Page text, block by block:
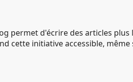
permet d'écrire des articles plus
cette initiative accessible,